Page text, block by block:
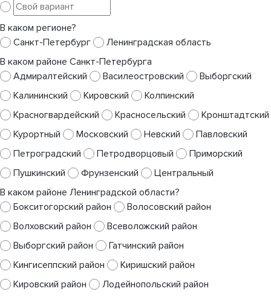
В каком регионе?
Санкт-Петербург
Ленинградская область
В каком районе Санкт-Петербурга
Адмиралтейский
Василеостровский
Выборгский
Калининский
Кировский
Колпинский
Красногвардейский
Красносельский
Кронштадтский
Курортный
Московский Невский
Павловский
Петроградский
Петродворцовый
Приморский
Пушкинский
Фрунзенский
Центральный
В каком районе Ленинградской области?
Бокситогорский район
Волосовский район
Волховский район
Всеволожский район
Выборгский район
Гатчинский район
Кингисеппский район
Киришский район
Кировский район
Лодейнопольский район